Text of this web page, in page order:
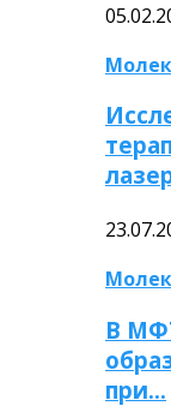
В
при…